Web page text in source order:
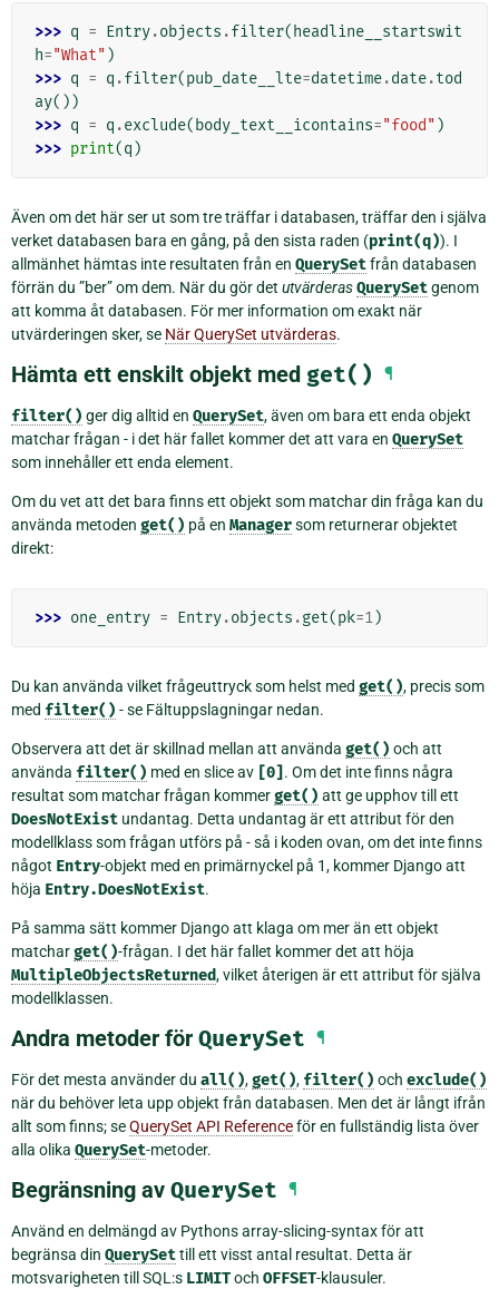
>>> q = Entry.objects .filter( headline__startswit
h="What" )
>>> q = q .filter(pub_date__lte=datetime.date.tod
ay())
>>> q = q .exclude( body_text__icontains="food" )
>>> print(q )
Även om det här ser ut som tre träffar i databasen, träffar den i själva
verket databasen bara en gång, på den sista raden (print(q)). I
allmänhet hämtas inte resultaten från en QuerySetfrån databasen
förrän du ”ber” om dem. När du gör det utvärderasQuerySetgenom
att komma åt databasen. För mer information om exakt när
utvärderingen sker, se När QuerySet utvärderas.
Hämta ett enskilt objekt med get() ¶
filter() ger dig alltid en QuerySet, även om bara ett enda objekt
matchar frågan - i det här fallet kommer det att vara en QuerySet
som innehåller ett enda element.
Om du vet att det bara finns ett objekt som matchar din fråga kan du
använda metoden get() på en Managersom returnerar objektet
direkt:
>>> one_entry = Entry.objects .get(pk=1)
Du kan använda vilket frågeuttryck som helst med get(), precis som
med filter() - se Fältuppslagningar nedan.
Observera att det är skillnad mellan att använda get() och att
använda filter() med en slice av [0] . Om det inte finns några
resultat som matchar frågan kommerget() att ge upphov till ett
DoesNotExist undantag. Detta undantag är ett attribut för den
modellklass som frågan utförs på - så i koden ovan, om det inte finns
något Entry-objekt med en primärnyckel på 1, kommer Django att
höja Entry.DoesNotExist.
På samma sätt kommer Django att klaga om mer än ett objekt
matcharget()-frågan. I det här fallet kommer det att höja
MultipleObjectsReturned, vilket återigen är ett attribut för själva
modellklassen.
Andra metoder för QuerySet ¶
För det mesta använder du all(),get(), filter() och exclude()
när du behöver leta upp objekt från databasen. Men det är långt ifrån
allt som finns; seQuerySet API Referenceför en fullständig lista över
alla olika QuerySet-metoder.
Begränsning av QuerySet ¶
Använd en delmängd av Pythons array-slicing-syntax för att
begränsa din QuerySettill ett visst antal resultat. Detta är
motsvarigheten till SQL:s LIMIToch OFFSET-klausuler.